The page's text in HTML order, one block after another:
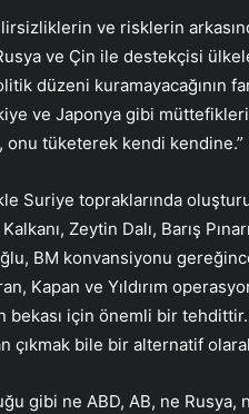
ve risklerin
ve Çin ile destekçisi
düzeni kuramayacağının
ve Japonya gibi
onu tüketerek kendi kendine.”
Suriye topraklarında
Zeytin Dalı, Barış
BM konvansiyonu
Kapan ve Yıldırım
bekası için önemli bir
çıkmak bile bir alternatif
gibi ne ABD, AB, ne